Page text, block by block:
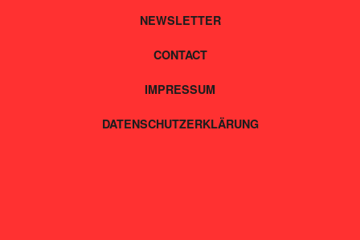
NEWSLETTER
CONTACT
IMPRESSUM
DATENSCHUTZERKLÄRUNG